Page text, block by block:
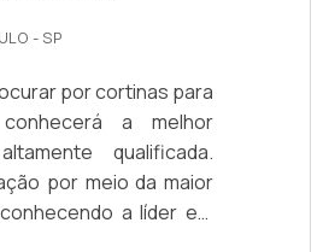
- SP
por cortinas para
a melhor
qualificada.
por meio da maior
a líder em
lembrar que o